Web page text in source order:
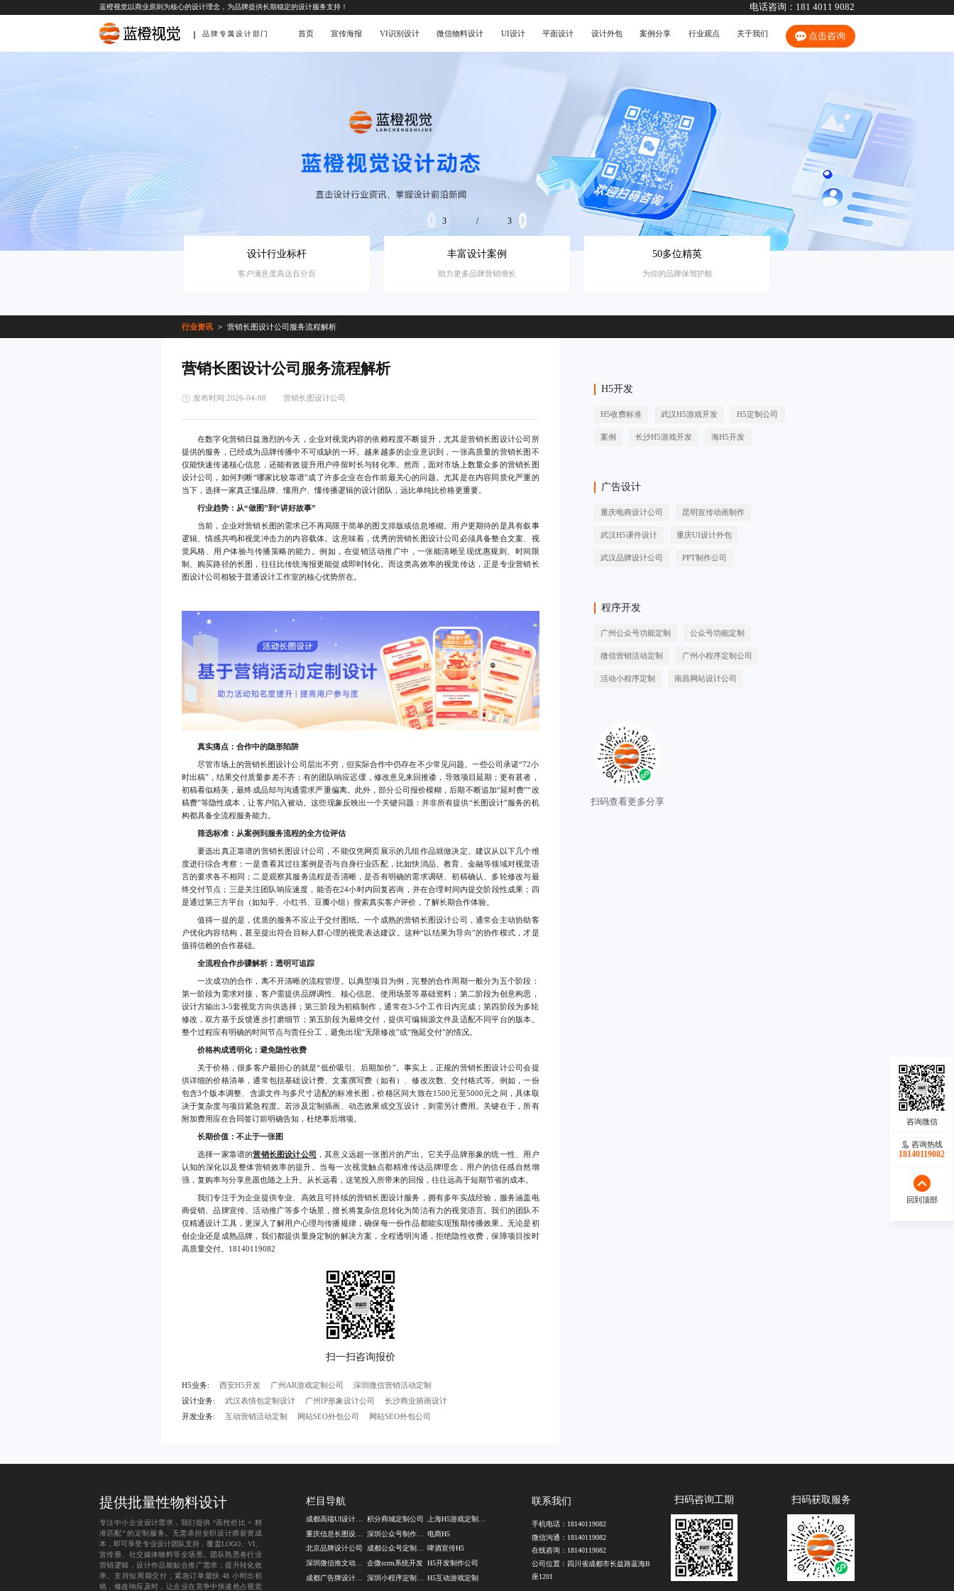
蓝橙视觉以商业原则为核心的设计理念，为品牌提供长期稳定的设计服务支持！ 电话咨询： 181 4011 9082
品牌专属设计部门 首页 宣传海报 VI识别设计 微信物料设计 UI设计 平面设计 设计外包 案例分享 行业观点 关于我们 点击咨询
3 / 3
设计行业标杆
客户满意度高达百分百
丰富设计案例
助力更多品牌营销增长
50多位精英
为你的品牌保驾护航
行业资讯 营销长图设计公司服务流程解析
营销长图设计公司服务流程解析
发布时间:2026-04-08 营销长图设计公司
在数字化营销日益激烈的今天，企业对视觉内容的依赖程度不断提升，尤其是营销长图设计公司所
提供的服务，已经成为品牌传播中不可或缺的一环。越来越多的企业意识到，一张高质量的营销长图不
仅能快速传递核心信息，还能有效提升用户停留时长与转化率。然而，面对市场上数量众多的营销长图
设计公司，如何判断“哪家比较靠谱”成了许多企业在合作前最关心的问题。尤其是在内容同质化严重的
当下，选择一家真正懂品牌、懂用户、懂传播逻辑的设计团队，远比单纯比价格更重要。
行业趋势：从“做图”到“讲好故事”
当前，企业对营销长图的需求已不再局限于简单的图文排版或信息堆砌。用户更期待的是具有叙事
逻辑、情感共鸣和视觉冲击力的内容载体。这意味着，优秀的营销长图设计公司必须具备整合文案、视
觉风格、用户体验与传播策略的能力。例如，在促销活动推广中，一张能清晰呈现优惠规则、时间限
制、购买路径的长图，往往比传统海报更能促成即时转化。而这类高效率的视觉传达，正是专业营销长
图设计公司相较于普通设计工作室的核心优势所在。
真实痛点：合作中的隐形陷阱
尽管市场上的营销长图设计公司层出不穷，但实际合作中仍存在不少常见问题。一些公司承诺“72小
时出稿”，结果交付质量参差不齐；有的团队响应迟缓，修改意见来回推诿，导致项目延期；更有甚者，
初稿看似精美，最终成品却与沟通需求严重偏离。此外，部分公司报价模糊，后期不断追加“延时费”“改
稿费”等隐性成本，让客户陷入被动。这些现象反映出一个关键问题：并非所有提供“长图设计”服务的机
构都具备全流程服务能力。
筛选标准：从案例到服务流程的全方位评估
要选出真正靠谱的营销长图设计公司，不能仅凭网页展示的几组作品就做决定。建议从以下几个维
度进行综合考察：一是查看其过往案例是否与自身行业匹配，比如快消品、教育、金融等领域对视觉语
言的要求各不相同；二是观察其服务流程是否清晰，是否有明确的需求调研、初稿确认、多轮修改与最
终交付节点；三是关注团队响应速度，能否在24小时内回复咨询，并在合理时间内提交阶段性成果；四
是通过第三方平台（如知乎、小红书、豆瓣小组）搜索真实客户评价，了解长期合作体验。
值得一提的是，优质的服务不应止于交付图纸。一个成熟的营销长图设计公司，通常会主动协助客
户优化内容结构，甚至提出符合目标人群心理的视觉表达建议。这种“以结果为导向”的协作模式，才是
值得信赖的合作基础。
全流程合作步骤解析：透明可追踪
一次成功的合作，离不开清晰的流程管理。以典型项目为例，完整的合作周期一般分为五个阶段：
第一阶段为需求对接，客户需提供品牌调性、核心信息、使用场景等基础资料；第二阶段为创意构思，
设计方输出3-5套视觉方向供选择；第三阶段为初稿制作，通常在3-5个工作日内完成；第四阶段为多轮
修改，双方基于反馈逐步打磨细节；第五阶段为最终交付，提供可编辑源文件及适配不同平台的版本。
整个过程应有明确的时间节点与责任分工，避免出现“无限修改”或“拖延交付”的情况。
价格构成透明化：避免隐性收费
关于价格，很多客户最担心的就是“低价吸引、后期加价”。事实上，正规的营销长图设计公司会提
供详细的价格清单，通常包括基础设计费、文案撰写费（如有）、修改次数、交付格式等。例如，一份
包含3个版本调整、含源文件与多尺寸适配的标准长图，价格区间大致在1500元至5000元之间，具体取
决于复杂度与项目紧急程度。若涉及定制插画、动态效果或交互设计，则需另计费用。关键在于，所有
附加费用应在合同签订前明确告知，杜绝事后增项。
长期价值：不止于一张图
选择一家靠谱的营销长图设计公司
，其意义远超一张图片的产出。它关乎品牌形象的统一性、用户
认知的深化以及整体营销效率的提升。当每一次视觉触点都精准传达品牌理念，用户的信任感自然增
强，复购率与分享意愿也随之上升。从长远看，这笔投入所带来的回报，往往远高于短期节省的成本。
我们专注于为企业提供专业、高效且可持续的营销长图设计服务，拥有多年实战经验，服务涵盖电
商促销、品牌宣传、活动推广等多个场景，擅长将复杂信息转化为简洁有力的视觉语言。我们的团队不
仅精通设计工具，更深入了解用户心理与传播规律，确保每一份作品都能实现预期传播效果。无论是初
创企业还是成熟品牌，我们都提供量身定制的解决方案，全程透明沟通，拒绝隐性收费，保障项目按时
高质量交付。18140119082
H5业务: 西安H5开发 广州AR游戏定制公司
深圳微信营销活动定制
设计业务:
武汉表情包定制设计 广州IP形象设计公司
长沙商业插画设计
开发业务:
互动营销活动定制 网站SEO外包公司 网站SEO外包公司
H5开发
H5收费标准 武汉H5游戏开发 H5定制公司
案例 长沙H5游戏开发 海H5开发
广告设计
重庆电商设计公司 昆明宣传动画制作
武汉H5课件设计 重庆UI设计外包
武汉品牌设计公司 PPT制作公司
程序开发
广州公众号功能定制 公众号功能定制
微信营销活动定制 广州小程序定制公司
活动小程序定制 南昌网站设计公司
咨询热线
18140119082
回到顶部
咨询热线
18140119082
回到顶部
提供批量性物料设计
专注中小企业设计需求，我们提供 “高性价比 + 精
准匹配” 的定制服务。无需承担全职设计师薪资成
本，即可享受专业设计团队支持，覆盖LOGO、VI、
宣传册、社交媒体物料等全场景。团队熟悉各行业
营销逻辑，设计作品能贴合推广需求，提升转化效
率。支持短周期交付，紧急订单最快 48 小时出初
稿，修改响应及时，让企业在竞争中快速抢占视觉
栏目导航
北京品牌设计公司
积分商城定制公司
深圳公众号制作公司
成都公众号定制开发
企微scrm系统开发
电商H5
啤酒宣传H5
H5开发制作公司
H5互动游戏定制
联系我们
手机电话： 18140119082
微信沟通： 18140119082
在线咨询： 18140119082
公司位置：四川省成都市长益路蓝海B
座1201
扫码咨询工期 扫码获取服务